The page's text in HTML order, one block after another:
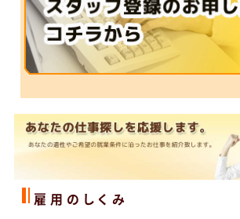
雇用のしくみ